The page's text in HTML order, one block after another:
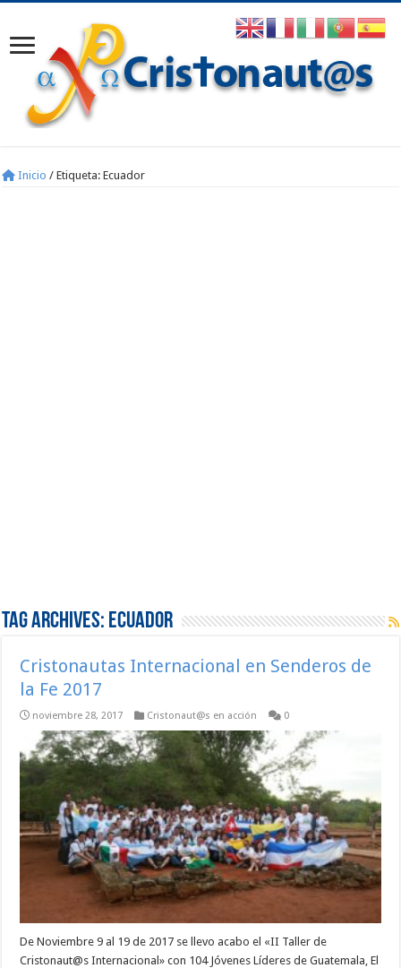
Inicio / Etiqueta:Ecuador
Tag Archives: Ecuador
Cristonautas Internacional en Senderos de
la Fe 2017
noviembre 28, 2017 Cristonaut@s en acción 0
De Noviembre 9 al 19 de 2017 se llevo acabo el «II Taller de
Cristonaut@s Internacional» con 104 Jóvenes Líderes de Guatemala, El